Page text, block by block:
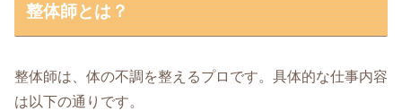
整体師とは？
整体師は、体の不調を整えるプロです。具体的な仕事内容
は以下の通りです。